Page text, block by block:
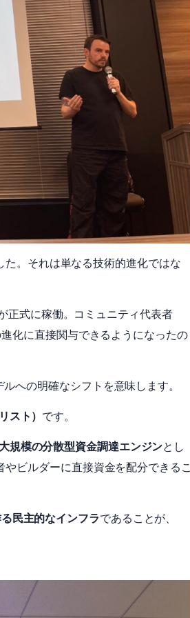
。それは単なる技術的進化ではな
正式に稼働。コミュニティ代表者
化に直接関与できるようになったの
への明確なシフトを意味します。
スト） です。
規模の分散型資金調達エンジンとし
ビルダーに直接資金を配分できるこ
民主的なインフラであることが、